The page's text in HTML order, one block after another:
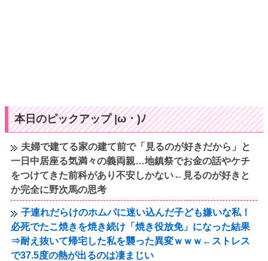
本日のピックアップ |ω・)ﾉ
夫婦で建てる家の建て前で「見るのが好きだから」と
一日中居座る気満々の義両親…地鎮祭でお金の話やケチ
をつけてきた前科があり不安しかない←見るのが好きと
か完全に野次馬の思考
子連れだらけのホムパに迷い込んだ子ども嫌いな私！
必死でたこ焼きを焼き続け「焼き役放免」になった結果
⇒耐え抜いて帰宅した私を襲った異変ｗｗｗ←ストレス
で37.5度の熱が出るのは凄まじい